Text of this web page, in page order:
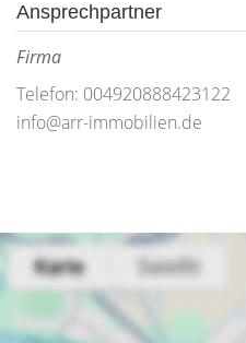
Ansprechpartner
Firma
Telefon: 004920888423122
info@arr-immobilien.de